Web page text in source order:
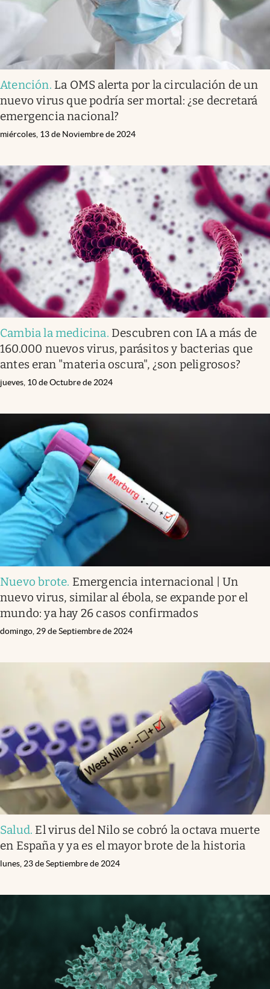
Atención. La OMS alerta por la circulación de un
nuevo virus que podría ser mortal: ¿se decretará
emergencia nacional?
miércoles, 13 de Noviembre de 2024
Cambia la medicina. Descubren con IA a más de
160.000 nuevos virus, parásitos y bacterias que
antes eran "materia oscura", ¿son peligrosos?
jueves, 10 de Octubre de 2024
Nuevo brote. Emergencia internacional | Un
nuevo virus, similar al ébola, se expande por el
mundo: ya hay 26 casos confirmados
domingo, 29 de Septiembre de 2024
Salud. El virus del Nilo se cobró la octava muerte
en España y ya es el mayor brote de la historia
lunes, 23 de Septiembre de 2024